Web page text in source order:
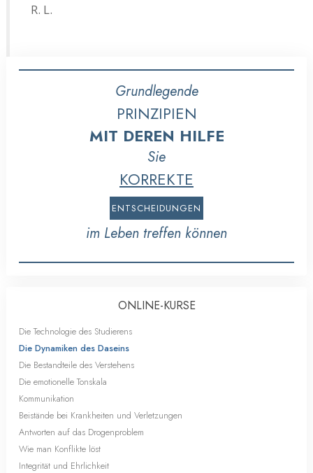
R. L.
Grundlegende
PRINZIPIEN
MIT DEREN HILFE
Sie
KORREKTE
ENTSCHEIDUNGEN
im Leben treffen können
ONLINE-KURSE
Die Technologie des Studierens
Die Dynamiken des Daseins
Die Bestandteile des Verstehens
Die emotionelle Tonskala
Kommunikation
Beistände bei Krankheiten und Verletzungen
Antworten auf das Drogenproblem
Wie man Konflikte löst
Integrität und Ehrlichkeit